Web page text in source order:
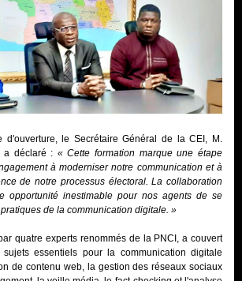
d'ouverture, le Secrétaire Général de la CEI, M.
a déclaré : « Cette formation marque une étape
à moderniser notre communication et à
de notre processus électoral. La collaboration
opportunité inestimable pour nos agents de se
de la communication digitale. »
quatre experts renommés de la PNCI, a couvert
essentiels pour la communication digitale
de contenu web, la gestion des réseaux sociaux